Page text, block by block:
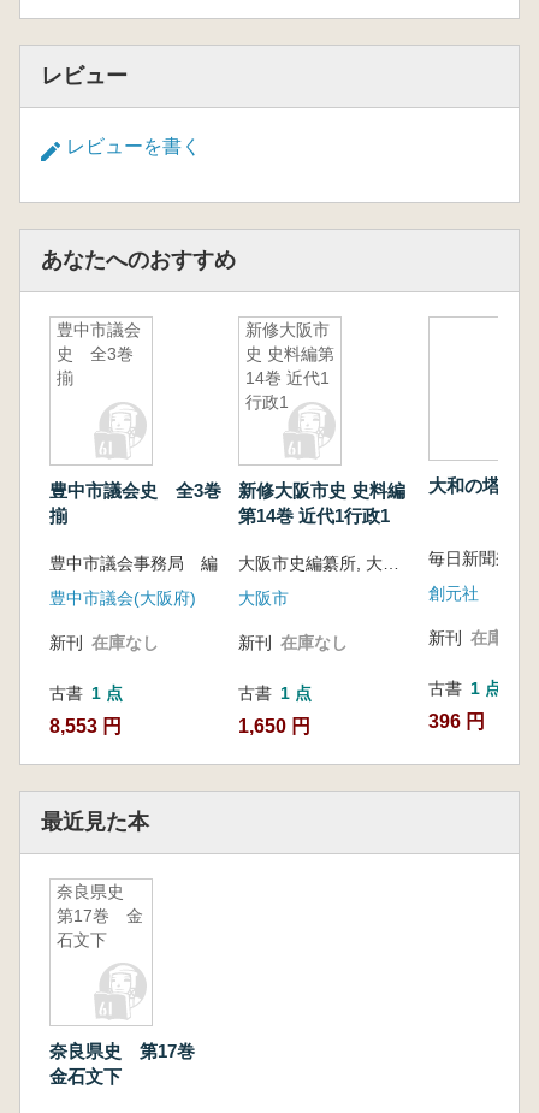
レビュー
レビューを書く
あなたへのおすすめ
豊中市議会
史 全3巻
揃
豊中市議会史 全3巻
揃
豊中市議会事務局 編
豊中市議会(大阪府)
新刊 在庫なし
古書 1 点
8,553 円
新修大阪市
史 史料編第
14巻 近代1
行政1
新修大阪市史 史料編
第14巻 近代1行政1
大阪市
新刊 在庫なし
古書 1 点
1,650 円
大和の塔
毎日新聞奈
創元社
新刊 在庫なし
古書 1 点
396 円
最近見た本
奈良県史
第17巻 金
石文下
奈良県史 第17巻
金石文下